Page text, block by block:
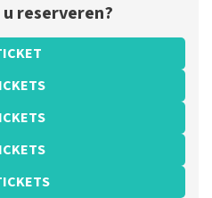
reserveren?